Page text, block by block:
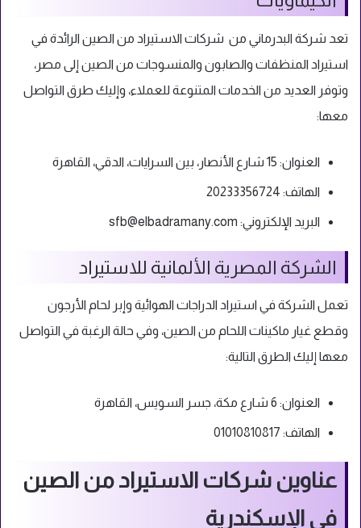
تعد شركة البدرماني من شركات الاستيراد من الصين الرائدة في
استيراد المنظفات والصابون والمنسوجات من الصين إلى مصر،
وتوفر العديد من الخدمات المتنوعة للعملاء، وإليك طرق التواصل
معها:
العنوان: 15 شارع الأنصار، بين السرايات، الدقي، القاهرة
الهاتف: 20233356724
البريد الإلكتروني: sfb@elbadramany.com
الشركة المصرية الألمانية للاستيراد
تعمل الشركة في استيراد الدراجات الهوائية وإبر لحام الأرجون
وقطع غيار ماكينات اللحام من الصين، وفي حالة الرغبة في التواصل
معها إليك الطرق التالية:
العنوان: 6 شارع مكة، جسر السويس، القاهرة
الهاتف: 01010810817
عناوين شركات الاستيراد من الصين
في الإسكندرية